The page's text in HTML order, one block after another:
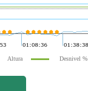
Altura Desnivel %